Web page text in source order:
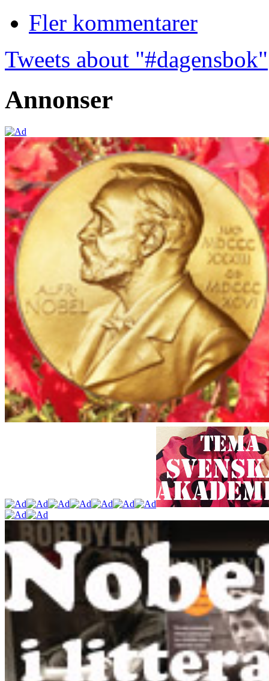
Fler kommentarer
Tweets about "#dagensbok"
Annonser